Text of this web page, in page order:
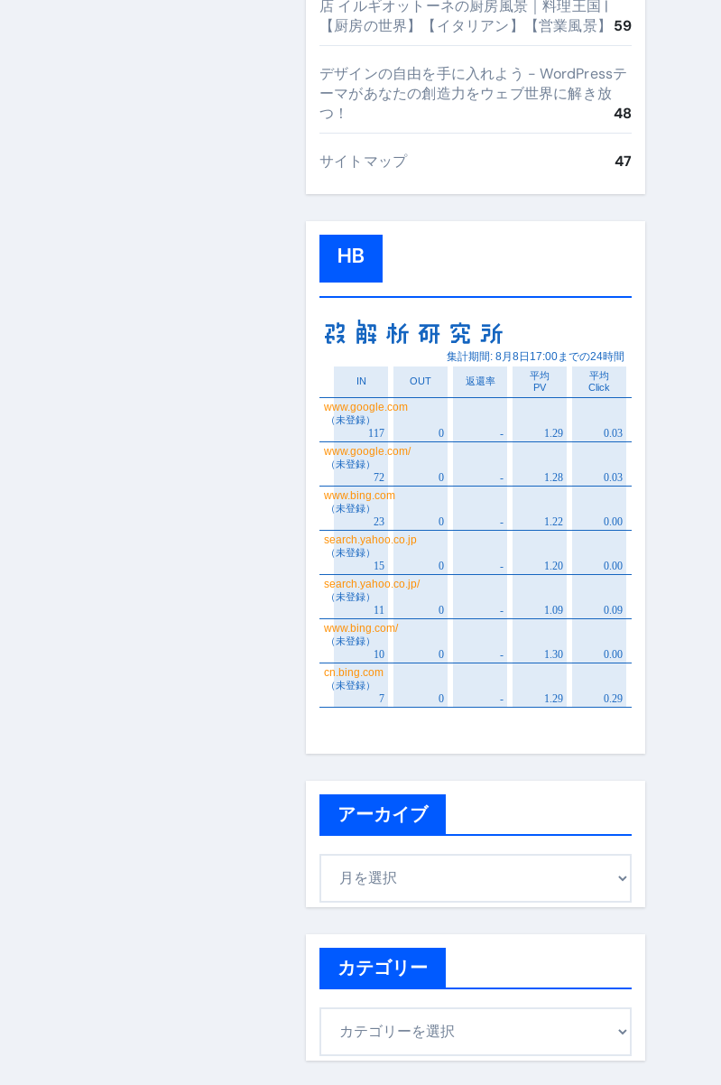
店 イルギオットーネの厨房風景｜料理王国 |
【厨房の世界】【イタリアン】【営業風景】
59
デザインの自由を手に入れよう - WordPressテ
ーマがあなたの創造力をウェブ世界に解き放
つ！
48
サイトマップ 47
HB
アーカイブ
カテゴリー